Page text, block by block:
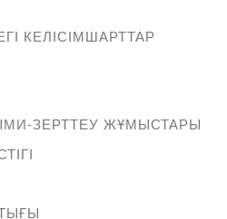
КЕЛІСІМШАРТТАР
ЗЕРТТЕУ ЖҰМЫСТАРЫ